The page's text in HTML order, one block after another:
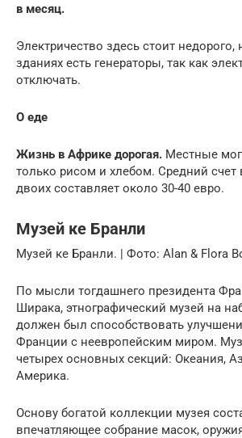
в месяц.
Электричество здесь стоит недорого,
зданиях есть генераторы, так как
отключать.
О еде
Жизнь в Африке дорогая. Местные
только рисом и хлебом. Средний счет
двоих составляет около 30-40 евро.
Музей ке Бранли
Музей ке Бранли. | Фото: Alan & Flora
По мысли тогдашнего президента
Ширака, этнографический музей на
должен был способствовать
Франции с неевропейским миром.
четырех основных секций: Океания,
Америка.
Основу богатой коллекции музея
впечатляющее собрание масок,